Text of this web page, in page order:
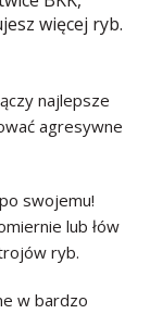
więcej ryb.
najlepsze
agresywne
swojemu!
lub łów
ryb.
w bardzo